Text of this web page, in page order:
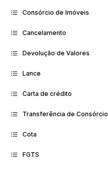
Consórcio de Imóveis
Cancelamento
Devolução de Valores
Lance
Carta de crédito
Transferência de Consórcio
Cota
FGTS